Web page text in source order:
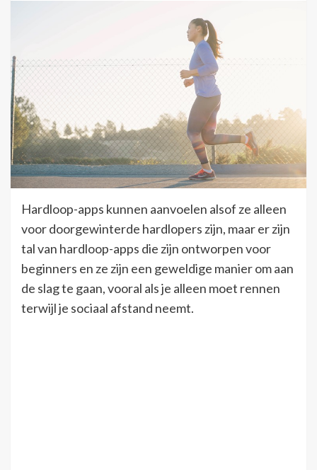
Hardloop-apps kunnen aanvoelen alsof ze alleen
voor doorgewinterde hardlopers zijn, maar er zijn
tal van hardloop-apps die zijn ontworpen voor
beginners en ze zijn een geweldige manier om aan
de slag te gaan, vooral als je alleen moet rennen
terwijl je sociaal afstand neemt.